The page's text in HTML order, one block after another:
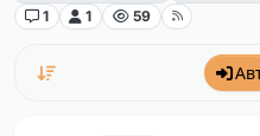
1
1 59